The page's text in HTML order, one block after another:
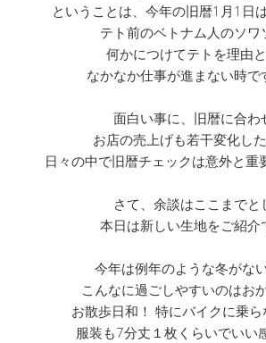
ということは、今年の旧暦1月1日
テト前のベトナム人のソワ
何かにつけてテトを理由と
なかなか仕事が進まない時で
面白い事に、旧暦に合わ
お店の売上げも若干変化し
日々の中で旧暦チェックは意外と重
さて、余談はここまでと
本日は新しい生地をご紹介
今年は例年のような冬がな
こんなに過ごしやすいのはお
お散歩日和！ 特にバイクに乗ら
服装も7分丈１枚くらいでいい